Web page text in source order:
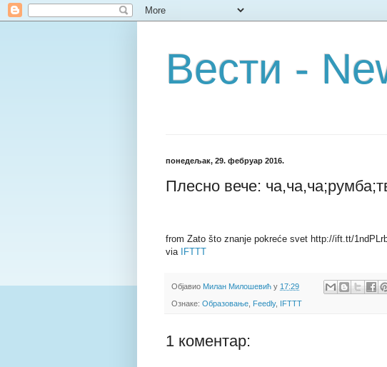
Вести -
понедељак, 29. фебруар 2016.
Плесно вече:
from Zato što znanje pokreće svet http://ift.tt/
via IFTTT
Објавио Милан Милошевић у 17:29
Ознаке: Образовање Feedly, IFTTT
1 коментар: